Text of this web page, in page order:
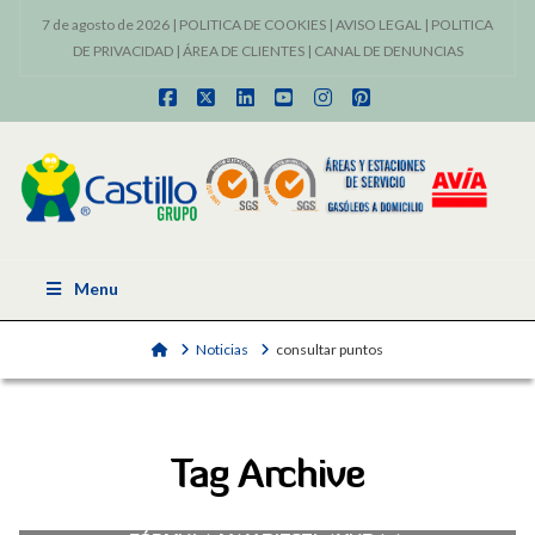
7 de agosto de 2026 | POLITICA DE COOKIES | AVISO LEGAL | POLITICA
DE PRIVACIDAD| ÁREA DE CLIENTES| CANAL DE DENUNCIAS
Facebook
X LinkedInYouTubeInstagram
Pinterest
Menu
HomeNoticias consultar puntos
Tag Archive